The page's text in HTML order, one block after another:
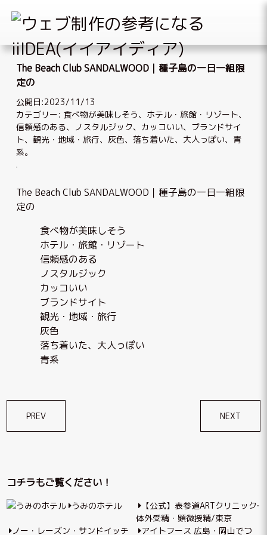
Skip
content
The Beach Club SANDALWOOD｜種子島の一日一組限
定の
公開日:2023/11/13
カテゴリー: 食べ物が美味しそう、 ホテル・旅館・リゾート、
信頼感のある、 ノスタルジック、 カッコいい、 ブランドサイ
ト、観光・地域・旅行、 灰色、 落ち着いた、大人っぽい、 青
系。
The Beach Club SANDALWOOD｜種子島の一日一組限
定の
食べ物が美味しそう
ホテル・旅館・リゾート
信頼感のある
ノスタルジック
カッコいい
ブランドサイト
観光・地域・旅行
灰色
落ち着いた、大人っぽい
青系
稿
ゲ
ー
シ
PREV NEXT
コチラもご覧ください！
うみのホテル
【公式】表参道ARTクリニック‐
体外受精・顕微授精/東京
ノー・レーズン・サンドイッチ
アイトフース 広島・岡山でつ